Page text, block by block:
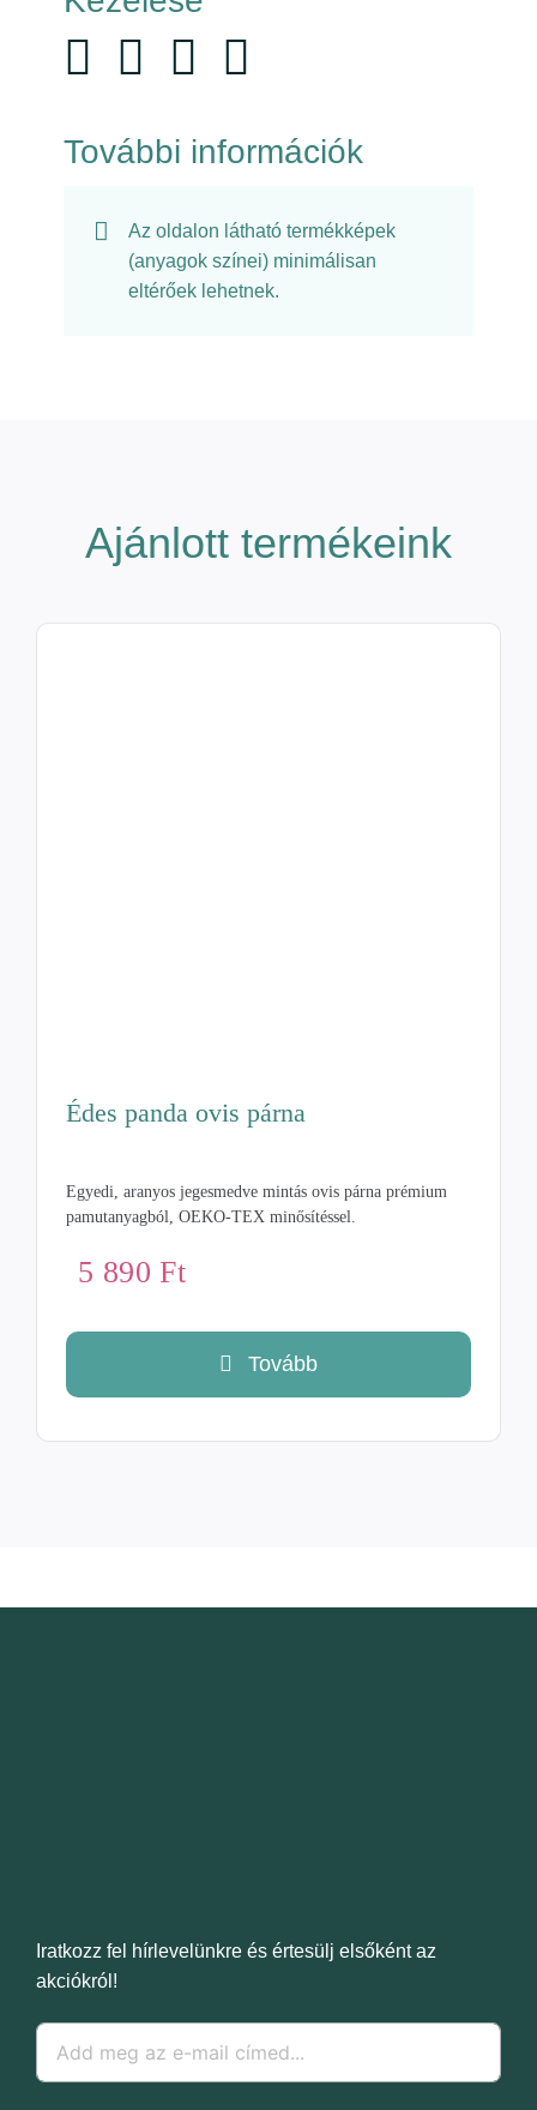
További információk
Az oldalon látható termékképek
(anyagok színei) minimálisan
eltérőek lehetnek.
Ajánlott termékeink
Édes panda ovis párna
Egyedi, aranyos jegesmedve mintás ovis párna prémium
pamutanyagból, OEKO-TEX minősítéssel.
5 890Ft
Tovább
Iratkozz fel hírlevelünkre és értesülj elsőként az
akciókról!